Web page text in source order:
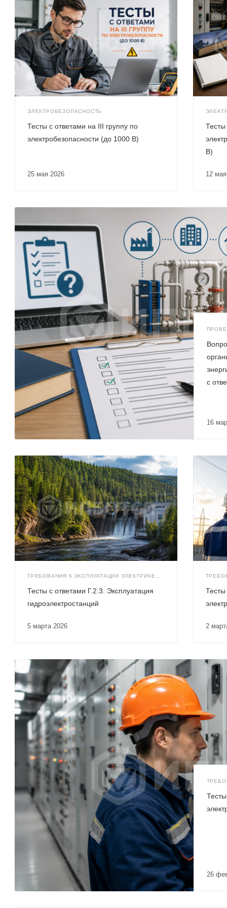
ЭЛЕКТРОБЕЗОПАСНОСТЬ
25 мая 2026
Тесты с ответами на III группу по
электробезопасности (до 1000 В)
12
Тесты
В)
16
с
5 марта 2026
Тесты с ответами Г.2.3. Эксплуатация
гидроэлектростанций
2
Тесты
26